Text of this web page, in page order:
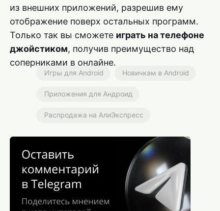
из внешних приложений, разрешив ему
отображение поверх остальных программ.
Только так вы сможете играть на телефоне
джойстиком, получив преимущество над
соперниками в онлайне.
Игры для Android Новичкам в Android
Приложения для Андроид
Распродажа на АлиЭкспресс